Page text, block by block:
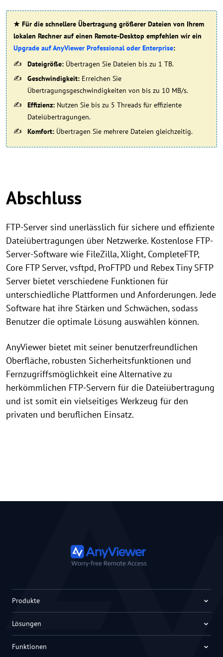
★ Für die schnellere Übertragung größerer Dateien von Ihrem
lokalen Rechner auf einen Remote-Desktop empfehlen wir ein
Upgrade auf AnyViewer Professional oder Enterprise:
Dateigröße: Übertragen Sie Dateien bis zu 1 TB.
Geschwindigkeit: Erreichen Sie
Übertragungsgeschwindigkeiten von bis zu 10 MB/s.
Effizienz: Nutzen Sie bis zu 5 Threads für effiziente
Dateiübertragungen.
Komfort: Übertragen Sie mehrere Dateien gleichzeitig.
Abschluss
FTP-Server sind unerlässlich für sichere und effiziente
Dateiübertragungen über Netzwerke. Kostenlose FTP-
Server-Software wie FileZilla, Xlight, CompleteFTP,
Core FTP Server, vsftpd, ProFTPD und Rebex Tiny SFTP
Server bietet verschiedene Funktionen für
unterschiedliche Plattformen und Anforderungen. Jede
Software hat ihre Stärken und Schwächen, sodass
Benutzer die optimale Lösung auswählen können.
AnyViewer bietet mit seiner benutzerfreundlichen
Oberfläche, robusten Sicherheitsfunktionen und
Fernzugriffsmöglichkeit eine Alternative zu
herkömmlichen FTP-Servern für die Dateiübertragung
und ist somit ein vielseitiges Werkzeug für den
privaten und beruflichen Einsatz.
Produkte
Lösungen
Funktionen